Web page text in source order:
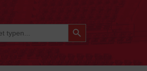
Zoekknop